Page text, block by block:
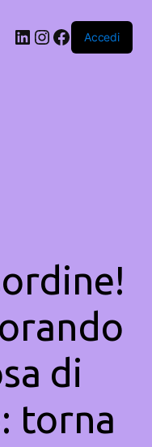
LinkedIn
Instagram
Facebook
Accedi
di
torna